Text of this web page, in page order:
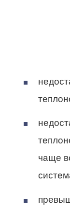
чаще